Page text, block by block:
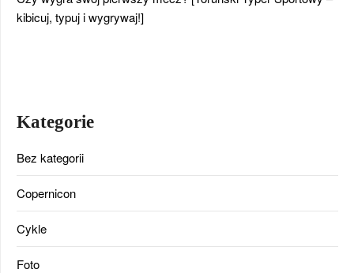
kibicuj, typuj i wygrywaj!]
Kategorie
Bez kategorii
Copernicon
Cykle
Foto